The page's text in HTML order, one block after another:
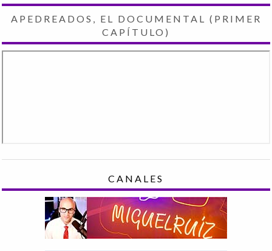
APEDREADOS, EL DOCUMENTAL (PRIMER
CAPÍTULO)
CANALES